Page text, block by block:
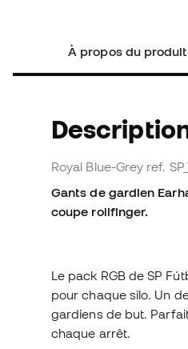
À propos du produit
Royal Blue-Grey ref.
Gants de gardien
coupe rollfinger.
Le pack RGB de SP
pour chaque silo. Un
gardiens de but.
chaque arrêt.